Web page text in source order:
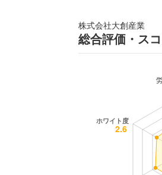
株式会社大創産業
総合評価・ス